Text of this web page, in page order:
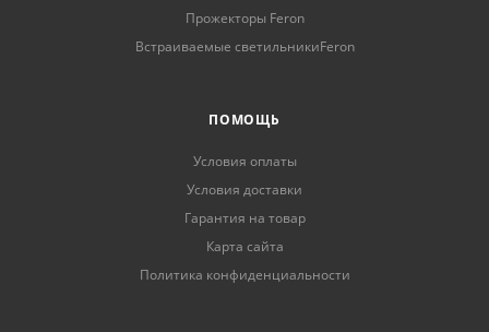
Прожекторы Feron
Встраиваемые светильникиFeron
ПОМОЩЬ
Условия оплаты
Условия доставки
Гарантия на товар
Карта сайта
Политика конфиденциальности